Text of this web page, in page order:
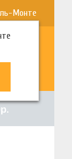
Монте
р.